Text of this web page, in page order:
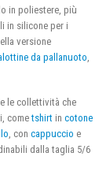
in poliestere, più
in silicone per i
versione
da pallanuoto,
le collettività che
cometshirt in cotone
, con cappuccio e
dalla taglia 5/6